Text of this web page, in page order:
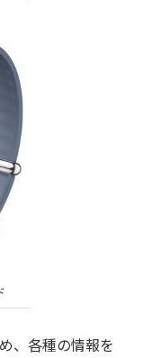
、各種の情報を